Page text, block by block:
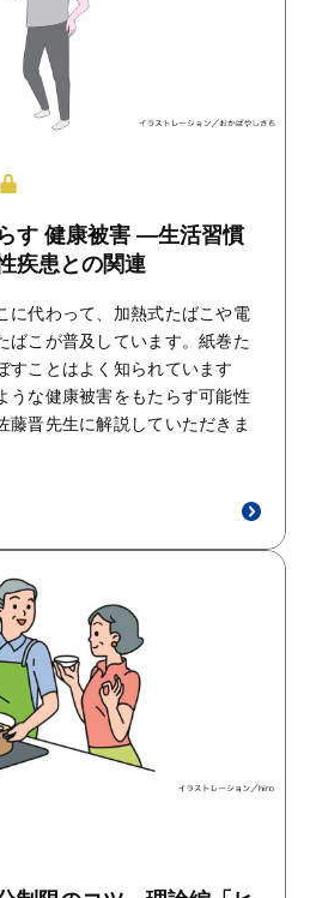
す 健康被害 ―生活習慣
疾患との関連
に代わって、加熱式たばこや電
ばこが普及しています。紙巻た
すことはよく知られています
うな健康被害をもたらす可能性
藤晋先生に解説していただきま